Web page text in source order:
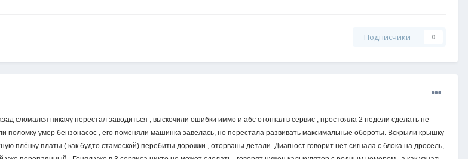
Подписчики 0
сломался пикачу перестал заводиться , выскочили ошибки иммо и абс отогнал в сервис , простояла 2 недели сделать не
поломку умер бензонасос , его поменяли машинка завелась, но перестала развивать максимальные обороты. Вскрыли крышку
плёнку платы ( как будто стамеской) перебиты дорожки , оторваны детали. Диагност говорит нет сигнала с блока на дросель,